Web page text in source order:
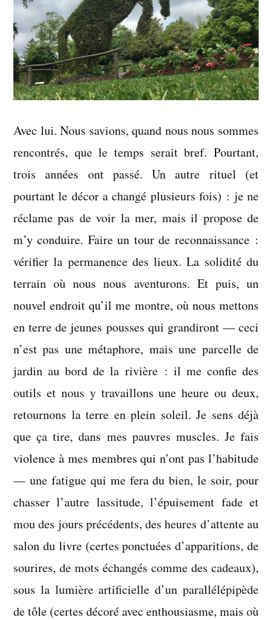
Avec lui. Nous savions, quand nous nous sommes
rencontrés, que le temps serait bref. Pourtant,
trois années ont passé. Un autre rituel (et
pourtant le décor a changé plusieurs fois) : je ne
réclame pas de voir la mer, mais il propose de
m’y conduire. Faire un tour de reconnaissance :
vérifier la permanence des lieux. La solidité du
terrain où nous nous aventurons. Et puis, un
nouvel endroit qu’il me montre, où nous mettons
en terre de jeunes pousses qui grandiront — ceci
n’est pas une métaphore, mais une parcelle de
jardin au bord de la rivière : il me confie des
outils et nous y travaillons une heure ou deux,
retournons la terre en plein soleil. Je sens déjà
que ça tire, dans mes pauvres muscles. Je fais
violence à mes membres qui n’ont pas l’habitude
— une fatigue qui me fera du bien, le soir, pour
chasser l’autre lassitude, l’épuisement fade et
mou des jours précédents, des heures d’attente au
salon du livre (certes ponctuées d’apparitions, de
sourires, de mots échangés comme des cadeaux),
sous la lumière artificielle d’un parallélépipède
de tôle (certes décoré avec enthousiasme, mais où